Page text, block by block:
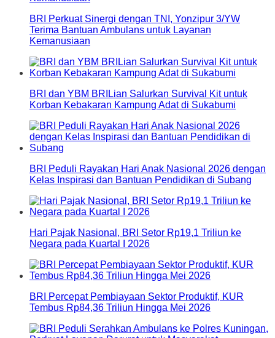
BRI Perkuat Sinergi dengan TNI, Yonzipur 3/YW
Terima Bantuan Ambulans untuk Layanan
Kemanusiaan
BRI dan YBM BRILian Salurkan Survival Kit untuk
Korban Kebakaran Kampung Adat di Sukabumi
BRI Peduli Rayakan Hari Anak Nasional 2026 dengan
Kelas Inspirasi dan Bantuan Pendidikan di Subang
Hari Pajak Nasional, BRI Setor Rp19,1 Triliun ke
Negara pada Kuartal I 2026
BRI Percepat Pembiayaan Sektor Produktif, KUR
Tembus Rp84,36 Triliun Hingga Mei 2026